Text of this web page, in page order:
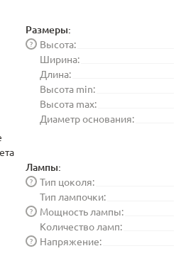
Размеры:
Высота:
?
Ширина:
Длина:
Высота min:
Высота max:
Диаметр основания:
Лампы:
Тип цоколя:
?
Тип лампочки:
Мощность лампы:
?
Количество ламп:
Напряжение:
?